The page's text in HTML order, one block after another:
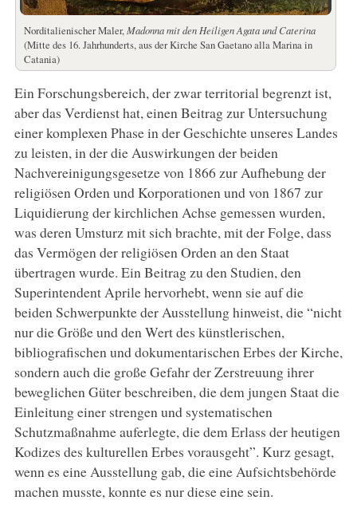
Norditalienischer Maler, Madonna mit den Heiligen Agata und Caterina
(Mitte des 16. Jahrhunderts, aus der Kirche San Gaetano alla Marina in
Catania)
Ein Forschungsbereich, der zwar territorial begrenzt ist,
aber das Verdienst hat, einen Beitrag zur Untersuchung
einer komplexen Phase in der Geschichte unseres Landes
zu leisten, in der die Auswirkungen der beiden
Nachvereinigungsgesetze von 1866 zur Aufhebung der
religiösen Orden und Korporationen und von 1867 zur
Liquidierung der kirchlichen Achse gemessen wurden,
was deren Umsturz mit sich brachte, mit der Folge, dass
das Vermögen der religiösen Orden an den Staat
übertragen wurde. Ein Beitrag zu den Studien, den
Superintendent Aprile hervorhebt, wenn sie auf die
beiden Schwerpunkte der Ausstellung hinweist, die “nicht
nur die Größe und den Wert des künstlerischen,
bibliografischen und dokumentarischen Erbes der Kirche,
sondern auch die große Gefahr der Zerstreuung ihrer
beweglichen Güter beschreiben, die dem jungen Staat die
Einleitung einer strengen und systematischen
Schutzmaßnahme auferlegte, die dem Erlass der heutigen
Kodizes des kulturellen Erbes vorausgeht”. Kurz gesagt,
wenn es eine Ausstellung gab, die eine Aufsichtsbehörde
machen musste, konnte es nur diese eine sein.